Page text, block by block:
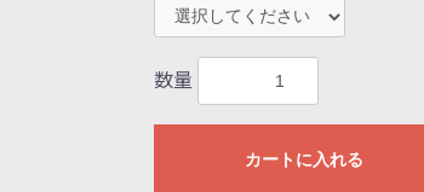
数量
カートに入れる